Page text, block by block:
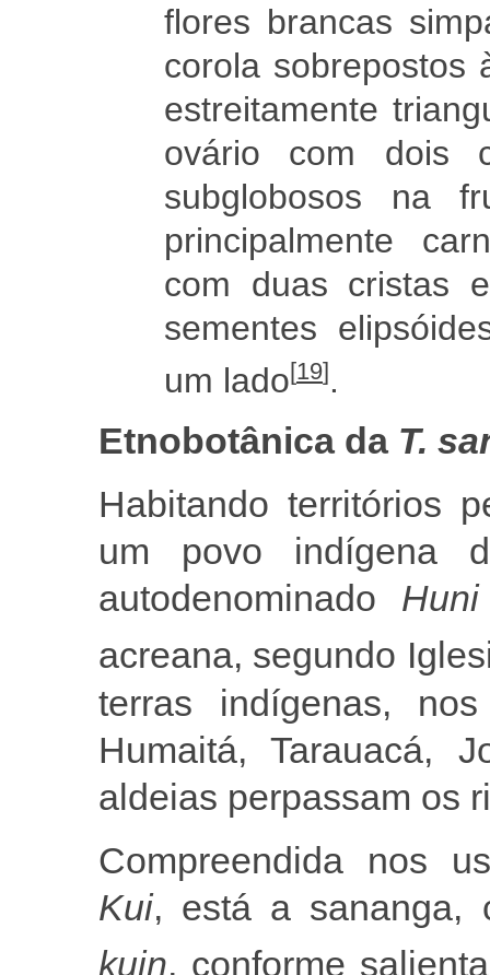
flores brancas
corola sobrepostos
estreitamente
ovário com dois
subglobosos na
principalmente
com duas cristas
sementes
um lado[19].
Etnobotânica da T.
Habitando territórios
um povo indígena
autodenominado
acreana, segundo
terras indígenas,
Humaitá, Tarauacá,
aldeias perpassam os
Compreendida nos
Kui, está a sananga,
kuin, conforme